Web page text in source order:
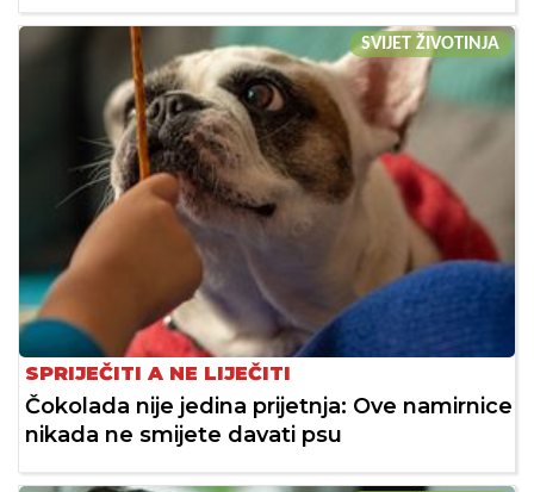
SVIJET ŽIVOTINJA
SPRIJEČITI A NE LIJEČITI
Čokolada nije jedina prijetnja: Ove namirnice
nikada ne smijete davati psu